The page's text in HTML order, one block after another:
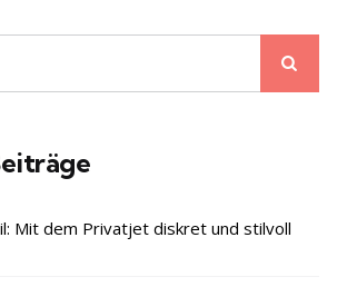
Mit dem Privatjet diskret und stilvoll